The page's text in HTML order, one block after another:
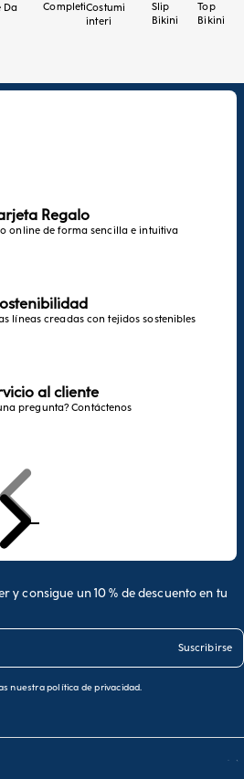
Da
CompletiCostumi
interi
Slip
Bikini
Top
Bikini
Regalo
online de forma sencilla e intuitiva
líneas creadas con tejidos sostenibles
al cliente
pregunta? Contáctenos
y consigue un 10 % de descuento en tu
Suscribirse
nuestrapolítica de privacidad.